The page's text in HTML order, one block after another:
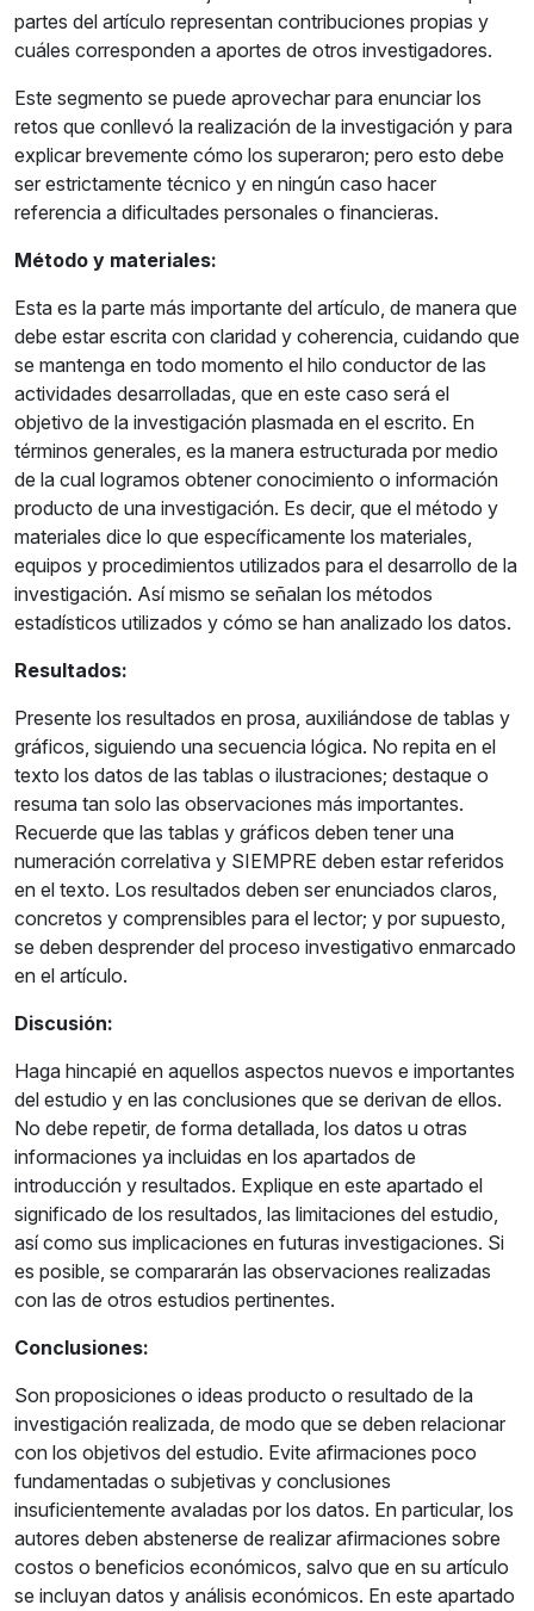
partes del artículo representan contribuciones propias y
cuáles corresponden a aportes de otros investigadores.
Este segmento se puede aprovechar para enunciar los
retos que conllevó la realización de la investigación y para
explicar brevemente cómo los superaron; pero esto debe
ser estrictamente técnico y en ningún caso hacer
referencia a dificultades personales o financieras.
Método y materiales:
Esta es la parte más importante del artículo, de manera que
debe estar escrita con claridad y coherencia, cuidando que
se mantenga en todo momento el hilo conductor de las
actividades desarrolladas, que en este caso será el
objetivo de la investigación plasmada en el escrito. En
términos generales, es la manera estructurada por medio
de la cual logramos obtener conocimiento o información
producto de una investigación. Es decir, que el método y
materiales dice lo que específicamente los materiales,
equipos y procedimientos utilizados para el desarrollo de la
investigación. Así mismo se señalan los métodos
estadísticos utilizados y cómo se han analizado los datos.
Resultados:
Presente los resultados en prosa, auxiliándose de tablas y
gráficos, siguiendo una secuencia lógica. No repita en el
texto los datos de las tablas o ilustraciones; destaque o
resuma tan solo las observaciones más importantes.
Recuerde que las tablas y gráficos deben tener una
numeración correlativa y SIEMPRE deben estar referidos
en el texto. Los resultados deben ser enunciados claros,
concretos y comprensibles para el lector; y por supuesto,
se deben desprender del proceso investigativo enmarcado
en el artículo.
Discusión:
Haga hincapié en aquellos aspectos nuevos e importantes
del estudio y en las conclusiones que se derivan de ellos.
No debe repetir, de forma detallada, los datos u otras
informaciones ya incluidas en los apartados de
introducción y resultados. Explique en este apartado el
significado de los resultados, las limitaciones del estudio,
así como sus implicaciones en futuras investigaciones. Si
es posible, se compararán las observaciones realizadas
con las de otros estudios pertinentes.
Conclusiones:
Son proposiciones o ideas producto o resultado de la
investigación realizada, de modo que se deben relacionar
con los objetivos del estudio. Evite afirmaciones poco
fundamentadas o subjetivas y conclusiones
insuficientemente avaladas por los datos. En particular, los
autores deben abstenerse de realizar afirmaciones sobre
costos o beneficios económicos, salvo que en su artículo
se incluyan datos y análisis económicos. En este apartado